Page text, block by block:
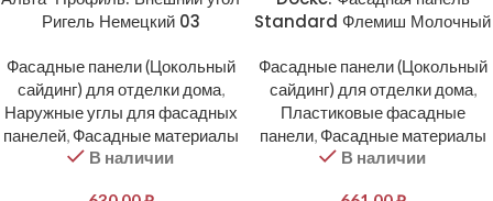
Ригель Немецкий 03
Фасадные панели (Цокольный
сайдинг) для отделки дома,
Наружные углы для фасадных
панелей, Фасадные материалы
В наличии
Standard Флемиш Молочный
Фасадные панели (Цокольный
сайдинг) для отделки дома,
Пластиковые фасадные
панели, Фасадные материалы
В наличии